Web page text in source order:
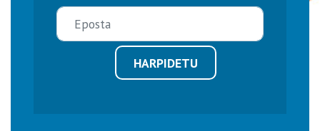
HARPIDETU